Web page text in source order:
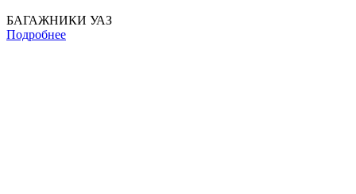
БАГАЖНИКИ УАЗ
Подробнее